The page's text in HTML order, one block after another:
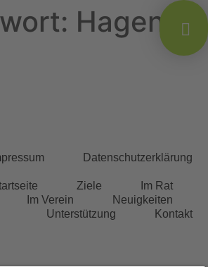
Hagen
Datenschutzerklärung
Ziele
Im Rat
Im Verein
Neuigkeiten
Unterstützung
Kontakt